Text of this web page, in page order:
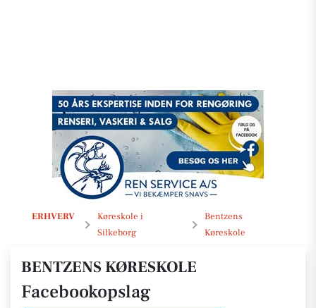
ERHVERV
Køreskole i
Silkeborg
Bentzens
Køreskole
Opslag
BENTZENS KØRESKOLE
Facebookopslag